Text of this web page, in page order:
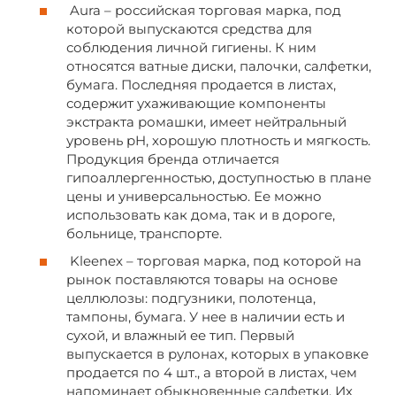
Aura – российская торговая марка, под
которой выпускаются средства для
соблюдения личной гигиены. К ним
относятся ватные диски, палочки, салфетки,
бумага. Последняя продается в листах,
содержит ухаживающие компоненты
экстракта ромашки, имеет нейтральный
уровень pH, хорошую плотность и мягкость.
Продукция бренда отличается
гипоаллергенностью, доступностью в плане
цены и универсальностью. Ее можно
использовать как дома, так и в дороге,
больнице, транспорте.
Kleenex – торговая марка, под которой на
рынок поставляются товары на основе
целлюлозы: подгузники, полотенца,
тампоны, бумага. У нее в наличии есть и
сухой, и влажный ее тип. Первый
выпускается в рулонах, которых в упаковке
продается по 4 шт., а второй в листах, чем
напоминает обыкновенные салфетки. Их